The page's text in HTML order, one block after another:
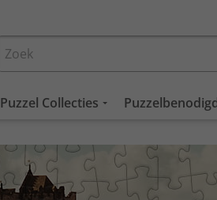
Puzzel Collecties